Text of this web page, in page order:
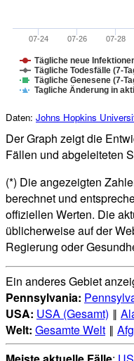
Tägliche neue
Tägliche Todesfälle (7-
Tägliche Genesene (7-
Tagliche Änderung in
07-24 07-26 07-28
Daten: Johns Hopkins
Der Graph zeigt die
Fällen und abgeleiteten
(*) Die angezeigten
berechnet und
offiziellen Werten. Die
üblicherweise auf der
Regierung oder
Ein anderes Gebiet
Pennsylvania:
USA: USA (Gesamt) ‖
Welt: Gesamte Welt ‖